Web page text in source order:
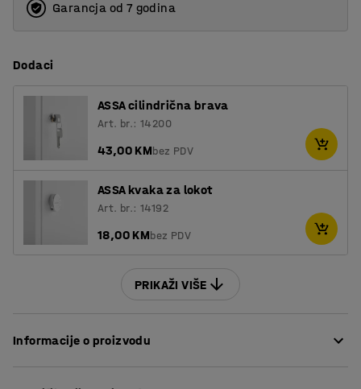
Garancja od 7 godina
Dodaci
ASSA cilindrična brava
Art. br.: 14200
43,00 KMbez PDV
ASSA kvaka za lokot
Art. br.: 14192
18,00 KMbez PDV
PRIKAŽI VIŠE
Informacije o proizvodu